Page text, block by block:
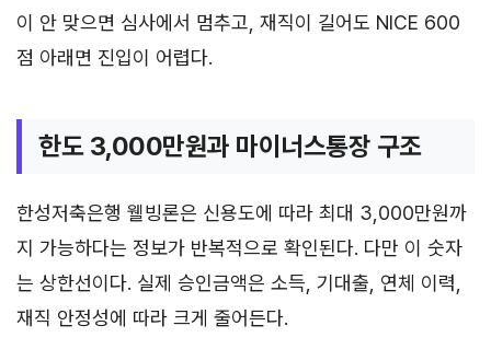
이 안 맞으면 심사에서 멈추고, 재직이 길어도 NICE 600
점 아래면 진입이 어렵다.
한도 3,000만원과 마이너스통장 구조
한성저축은행 웰빙론은 신용도에 따라 최대 3,000만원까
지 가능하다는 정보가 반복적으로 확인된다. 다만 이 숫자
는 상한선이다. 실제 승인금액은 소득, 기대출, 연체 이력,
재직 안정성에 따라 크게 줄어든다.